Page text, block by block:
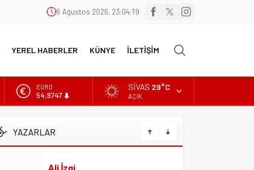
6 Ağustos 2026, 23:04:19
YEREL HABERLER KÜNYE İLETİŞİM
EURO
54,9747
BİST
SIVAS 29°C
AÇIK
YAZARLAR
Ali İzgi